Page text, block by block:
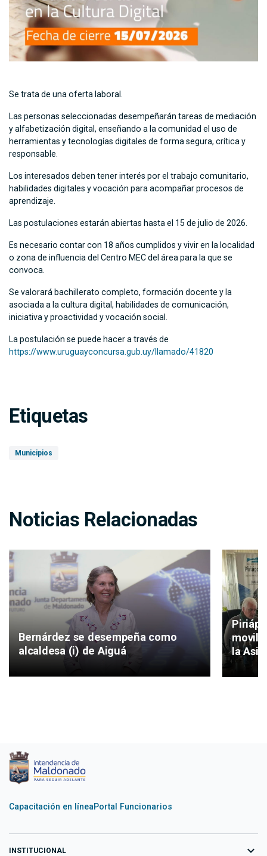
Se trata de una oferta laboral.
Las personas seleccionadas desempeñarán tareas de mediación
y alfabetización digital, enseñando a la comunidad el uso de
herramientas y tecnologías digitales de forma segura, crítica y
responsable.
Los interesados deben tener interés por el trabajo comunitario,
habilidades digitales y vocación para acompañar procesos de
aprendizaje.
Las postulaciones estarán abiertas hasta el 15 de julio de 2026.
Es necesario contar con 18 años cumplidos y vivir en la localidad
o zona de influencia del Centro MEC del área para la que se
convoca.
Se valorará bachillerato completo, formación docente y la
asociada a la cultura digital, habilidades de comunicación,
iniciativa y proactividad y vocación social.
La postulación se puede hacer a través de
https://www.uruguayconcursa.gub.uy/llamado/41820
Etiquetas
Municipios
Noticias Relacionadas
Bernárdez se desempeña como
alcaldesa (i) de Aiguá
la
Capacitación en líneaPortal Funcionarios
INSTITUCIONAL expand_more